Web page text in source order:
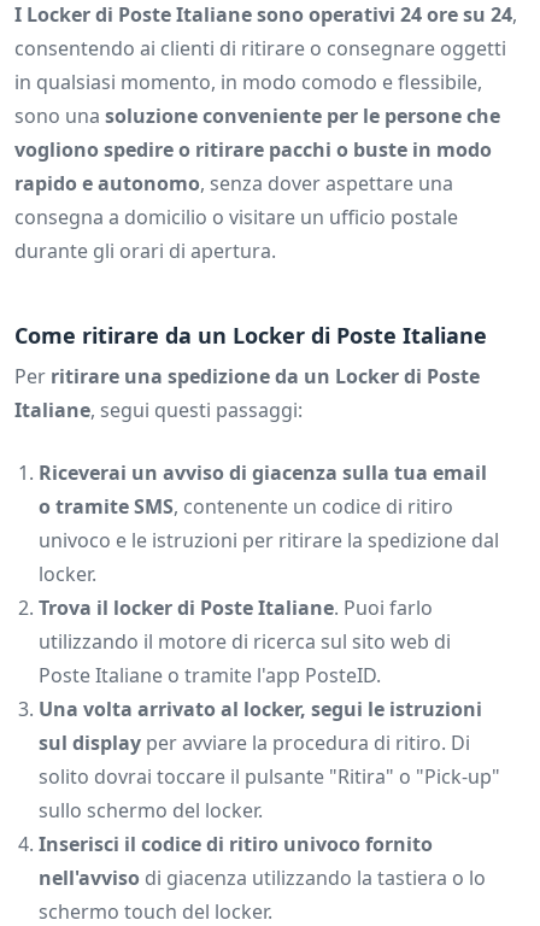
I Locker di Poste Italiane sono operativi 24 ore su 24,
consentendo ai clienti di ritirare o consegnare oggetti
in qualsiasi momento, in modo comodo e flessibile,
sono una soluzione conveniente per le persone che
vogliono spedire o ritirare pacchi o buste in modo
rapido e autonomo, senza dover aspettare una
consegna a domicilio o visitare un ufficio postale
durante gli orari di apertura.
Come ritirare da un Locker di Poste Italiane
Per ritirare una spedizione da un Locker di Poste
Italiane, segui questi passaggi:
Riceverai un avviso di giacenza sulla tua email
o tramite SMS, contenente un codice di ritiro
univoco e le istruzioni per ritirare la spedizione dal
locker.
Trova il locker di Poste Italiane. Puoi farlo
utilizzando il motore di ricerca sul sito web di
Poste Italiane o tramite l'app PosteID.
Una volta arrivato al locker, segui le istruzioni
sul display per avviare la procedura di ritiro. Di
solito dovrai toccare il pulsante "Ritira" o "Pick-up"
sullo schermo del locker.
Inserisci il codice di ritiro univoco fornito
nell'avviso di giacenza utilizzando la tastiera o lo
schermo touch del locker.